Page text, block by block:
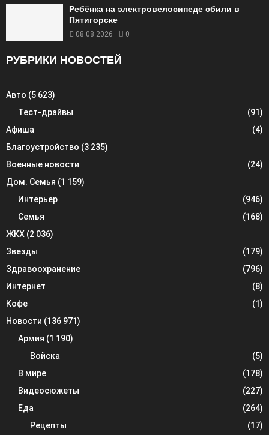
Ребёнка на электровелосипеде сбили в
Пятигорске
08.08.2026 0
РУБРИКИ НОВОСТЕЙ
Авто (5 623)
Тест-драйвы
(91)
Афиша
(4)
Благоустройство (3 235)
Военные новости
(24)
Дом. Семья (1 159)
Интерьер
(946)
Семья
(168)
ЖКХ (2 036)
Звезды
(179)
Здравоохранение
(796)
Интернет
(8)
Кофе
(1)
Новости (136 971)
Армия (1 190)
Войска
(5)
В мире
(178)
Видеосюжеты
(227)
Еда
(264)
Рецепты
(17)